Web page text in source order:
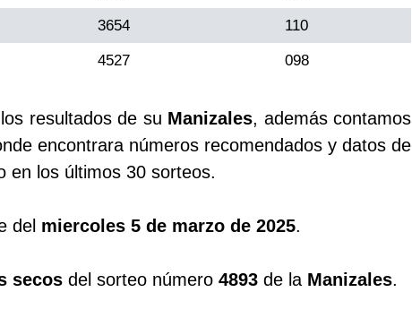
3654 110
4527 098
resultados de su Manizales, además contamos
encontrara números recomendados y datos de
en los últimos 30 sorteos.
del miercoles 5 de marzo de 2025.
secos del sorteo número 4893 de la Manizales.